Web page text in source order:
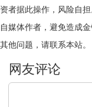
资者据此操作，风险自
自媒体作者，避免造成
其他问题，请联系本站。